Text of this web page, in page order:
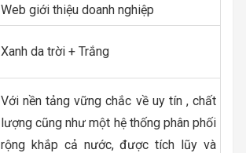
Web giới thiệu doanh nghiệp
Xanh da trời + Trắng
Với nền tảng vững chắc về uy tín , chất
lượng cũng như một hệ thống phân phối
rộng khắp cả nước, được tích lũy và